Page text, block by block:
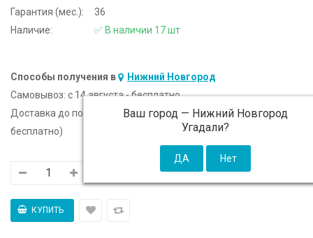
Гарантия (мес.):
36
Наличие:
✅ В наличии 17 шт
Способы получения в Нижний Новгород
Ваш город — Нижний Новгород
Угадали?
Самовывоз: c 14 августа - бесплатно
Доставка до подъезда:
c 14 августа - 300 ₽ (от 5 000 ₽
бесплатно)